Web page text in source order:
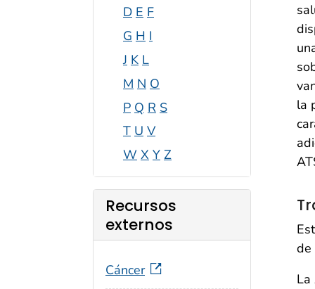
la
de
La
D E F
G H I
J K L
M N O
P Q R S
T U V
W X Y Z
Recursos
externos
Cáncer